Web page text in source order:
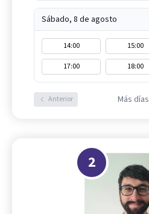
Sábado, 8 de agosto
14:00 15:00
17:00
18:00
Anterior Más días
2